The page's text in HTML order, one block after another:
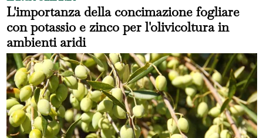
L'importanza della concimazione fogliare
con potassio e zinco per l'olivicoltura in
ambienti aridi